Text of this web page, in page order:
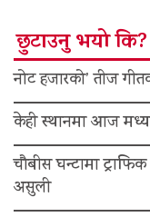
छुटाउनु भयो कि?
नोट हजारको’ तीज
केही स्थानमा आज
चौबीस घन्टामा
असुली